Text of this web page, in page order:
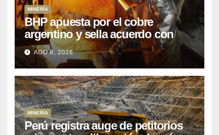
MINERÍA
BHP apuesta por el cobre
argentino y sella acuerdo con
Kobrea para siete proyecto
AGO 6, 2026
MINERÍA
Perú registra auge de petitorios